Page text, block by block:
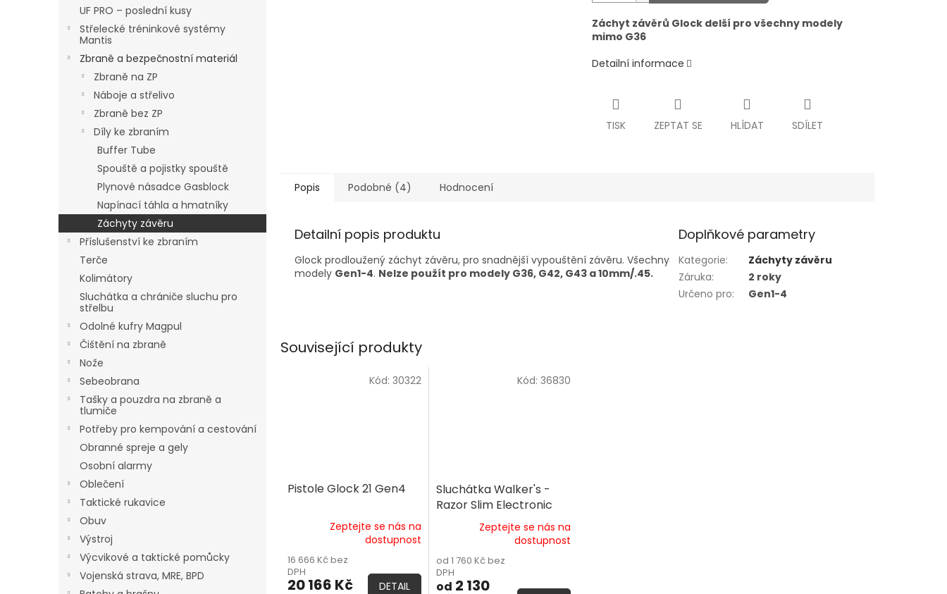
UF PRO – poslední kusy
Střelecké tréninkové systémy
Mantis
Zbraně a bezpečnostní materiál
Zbraně na ZP
Náboje a střelivo
Zbraně bez ZP
Díly ke zbraním
Buffer Tube
Spouště a pojistky spouště
Plynové násadce Gasblock
Napínací táhla a hmatníky
Záchyty závěru
Příslušenství ke zbraním
Terče
Kolimátory
Sluchátka a chrániče sluchu pro
střelbu
Odolné kufry Magpul
Čištění na zbraně
Nože
Sebeobrana
Tašky a pouzdra na zbraně a
tlumiče
Potřeby pro kempování a cestování
Obranné spreje a gely
Osobní alarmy
Oblečení
Taktické rukavice
Obuv
Výstroj
Výcvikové a taktické pomůcky
Vojenská strava, MRE, BPD
Záchyt závěrů Glock delší pro všechny modely
mimo G36
Detailní informace
TISK ZEPTAT SE HLÍDAT SDÍLET
Související produkty
Pistole Glock 21 Gen4
Zeptejte se nás na
dostupnost
16 666 Kč bez
DPH
20 166 Kč DETAIL
Kód: 30322
Sluchátka Walker's -
Razor Slim Electronic
Zeptejte se nás na
dostupnost
od 1 760 Kč bez
DPH
od 2 130
Kód: 36830
Popis Podobné (4) Hodnocení
Detailní popis produktu
Glock prodloužený záchyt závěru, pro snadnější vypouštění závěru. Všechny
modely Gen1-4. Nelze použít pro modely G36, G42, G43 a 10mm/.45.
Doplňkové parametry
Kategorie:
Záchyty závěru
Záruka:
2 roky
Určeno pro: Gen1-4